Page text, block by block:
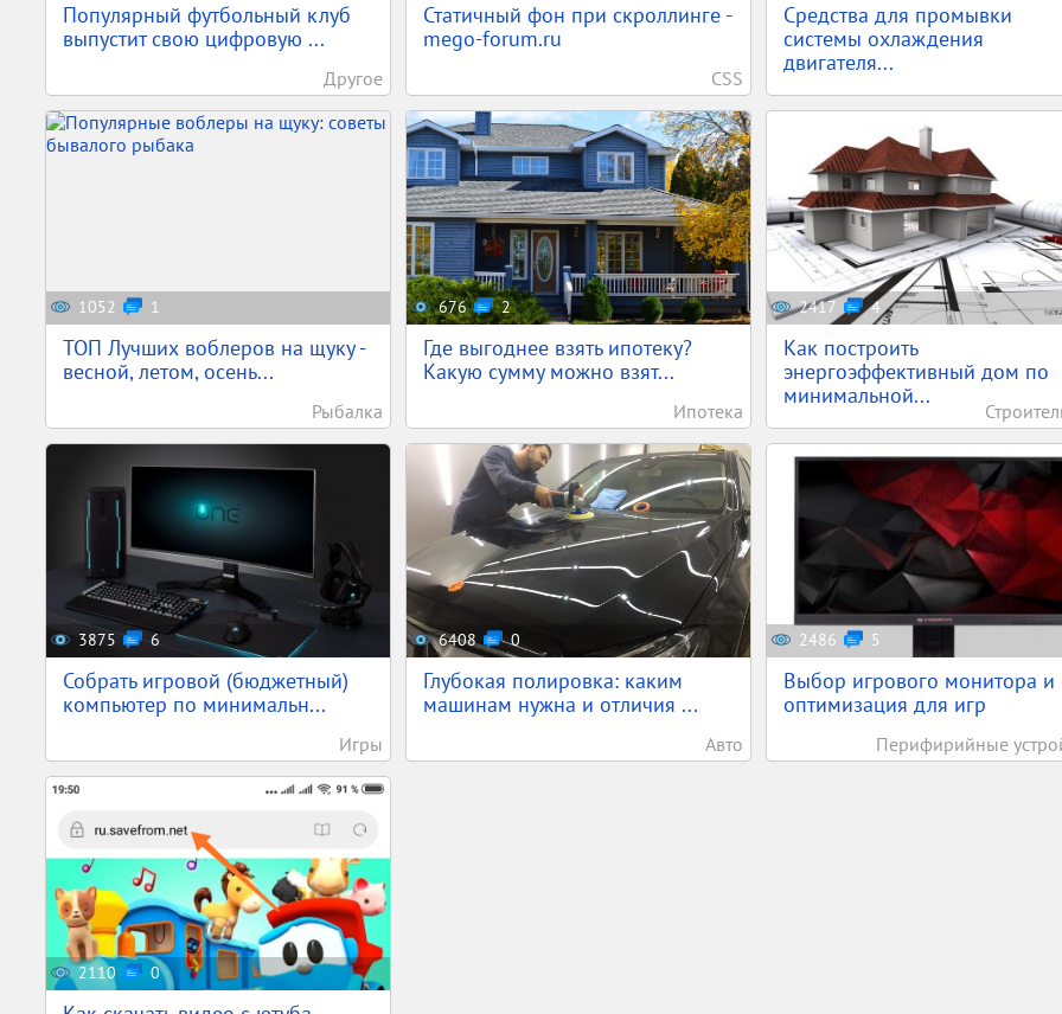
Популярный футбольный клуб
выпустит свою цифровую ...
Другое
Статичный фон при скроллинге -
mego-forum.ru
CSS
Средства для промывки
системы охлаждения
двигателя...
1052 1
ТОП Лучших воблеров на щуку -
весной, летом, осень...
Рыбалка
676 2
Где выгоднее взять ипотеку?
Какую сумму можно взят...
Ипотека
2417 4
Как построить
энергоэффективный дом по
минимальной...
3875 6
Собрать игровой (бюджетный)
компьютер по минимальн...
Игры
6408 0
Глубокая полировка: каким
машинам нужна и отличия ...
Авто
2486 5
Выбор игрового монитора и
оптимизация для игр
Перифирийные
2110 0